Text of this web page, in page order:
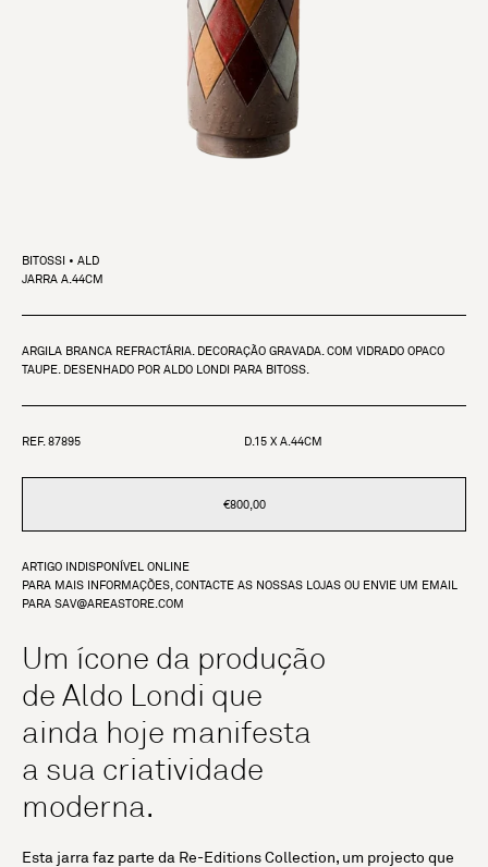
BITOSSI • ALD
JARRA A.44CM
ARGILA BRANCA REFRACTÁRIA. DECORAÇÃO GRAVADA. COM VIDRADO OPACO
TAUPE. DESENHADO POR ALDO LONDI PARA BITOSS.
REF. 87895 D.15 X A.44CM
€800,00
ARTIGO INDISPONÍVEL ONLINE
PARA MAIS INFORMAÇÕES, CONTACTE AS NOSSAS LOJAS OU ENVIE UM EMAIL
PARA SAV@AREASTORE.COM
Um ícone da produção
de Aldo Londi que
ainda hoje manifesta
a sua criatividade
moderna.
Esta jarra faz parte da Re-Editions Collection, um projecto que